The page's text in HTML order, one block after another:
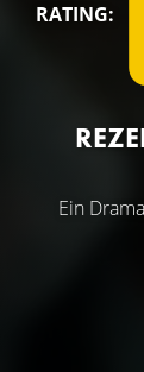
RATING:
Ein